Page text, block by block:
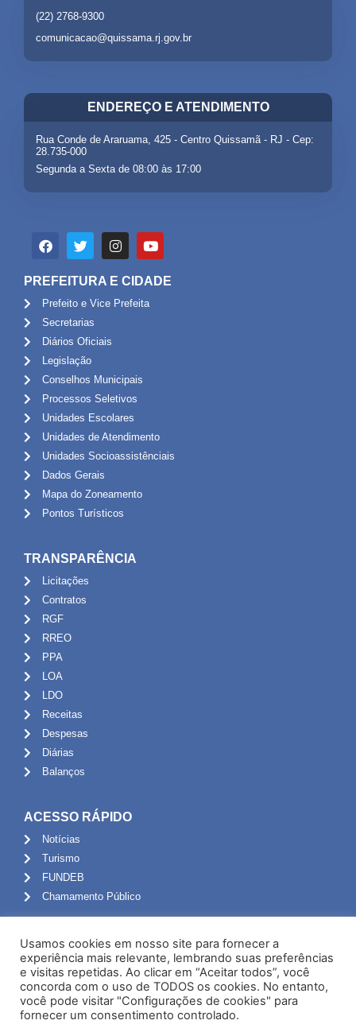
(22) 2768-9300
comunicacao@quissama.rj.gov.br
ENDEREÇO E ATENDIMENTO
Rua Conde de Araruama, 425 - Centro Quissamã - RJ - Cep:
28.735-000
Segunda a Sexta de 08:00 às 17:00
PREFEITURA E CIDADE
Prefeito e Vice Prefeita
Secretarias
Diários Oficiais
Legislação
Conselhos Municipais
Processos Seletivos
Unidades Escolares
Unidades de Atendimento
Unidades Socioassistênciais
Dados Gerais
Mapa do Zoneamento
Pontos Turísticos
TRANSPARÊNCIA
Licitações
Contratos
RGF
RREO
PPA
LOA
LDO
Receitas
Despesas
Diárias
Balanços
ACESSO RÁPIDO
Notícias
Turismo
FUNDEB
Chamamento Público
Portal do Servidor
Webmail
Administração
Usamos cookies em nosso site para fornecer a
experiência mais relevante, lembrando suas preferências
e visitas repetidas. Ao clicar em “Aceitar todos”, você
concorda com o uso de TODOS os cookies. No entanto,
você pode visitar "Configurações de cookies" para
fornecer um consentimento controlado.